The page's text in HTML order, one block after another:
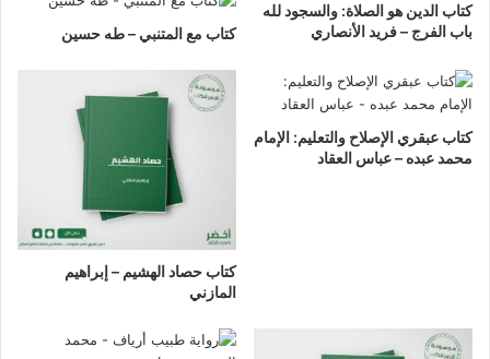
كتاب الدين هو الصلاة: والسجود لله
باب الفرج – فريد الأنصاري
كتاب مع المتنبي – طه حسين
كتاب عبقري الإصلاح والتعليم: الإمام
محمد عبده – عباس العقاد
كتاب حصاد الهشيم – إبراهيم
المازني